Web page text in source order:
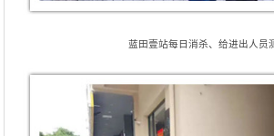
蓝田壹站每日消杀、给进出人员